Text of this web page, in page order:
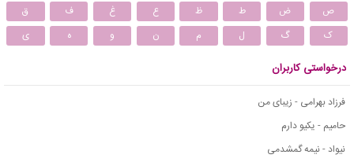
ص
ض ط ظ ع غ ف
ق
ک
گ ل م ن و ه ی
درخواستی کاربران
فرزاد بهرامی - زیبای من
حامیم - یکیو دارم
نیواد - نیمه گمشدمی